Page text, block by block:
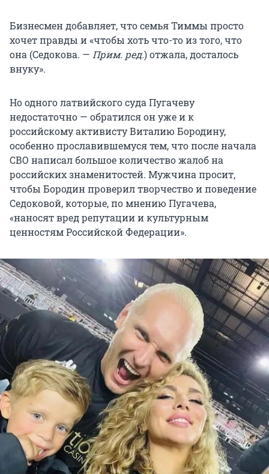
Бизнесмен добавляет, что семья Тиммы просто
хочет правды и «чтобы хоть что-то из того, что
она (Седокова. — Прим. ред.) отжала, досталось
внуку».
Но одного латвийского суда Пугачеву
недостаточно — обратился он уже и к
российскому активисту Виталию Бородину,
особенно прославившемуся тем, что после начала
СВО написал большое количество жалоб на
российских знаменитостей. Мужчина просит,
чтобы Бородин проверил творчество и поведение
Седоковой, которые, по мнению Пугачева,
«наносят вред репутации и культурным
ценностям Российской Федерации».